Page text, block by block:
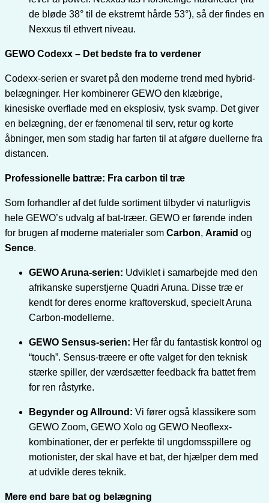
de bløde 38° til de ekstremt hårde 53°), så der findes en
Nexxus til ethvert niveau.
GEWO Codexx – Det bedste fra to verdener
Codexx-serien er svaret på den moderne trend med hybrid-
belægninger. Her kombinerer GEWO den klæbrige,
kinesiske overflade med en eksplosiv, tysk svamp. Det giver
en belægning, der er fænomenal til serv, retur og korte
åbninger, men som stadig har farten til at afgøre duellerne fra
distancen.
Professionelle battræ: Fra carbon til træ
Som forhandler af det fulde sortiment tilbyder vi naturligvis
hele GEWO’s udvalg af bat-træer. GEWO er førende inden
for brugen af moderne materialer som Carbon, Aramid og
Sence.
GEWO Aruna-serien: Udviklet i samarbejde med den
afrikanske superstjerne Quadri Aruna. Disse træ er
kendt for deres enorme kraftoverskud, specielt Aruna
Carbon-modellerne.
GEWO Sensus-serien: Her får du fantastisk kontrol og
“touch”. Sensus-træere er ofte valget for den teknisk
stærke spiller, der værdsætter feedback fra battet frem
for ren råstyrke.
Begynder og Allround: Vi fører også klassikere som
GEWO Zoom, GEWO Xolo og GEWO Neoflexx-
kombinationer, der er perfekte til ungdomsspillere og
motionister, der skal have et bat, der hjælper dem med
at udvikle deres teknik.
Mere end bare bat og belægning